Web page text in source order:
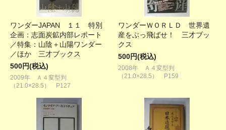
ワンダーJAPAN １１ 特別
企画：志面炭鉱内部レポート
／特集：山陰＋山陽ワンダー
／ほか 三才ブックス
500円(税込)
2009年 Ａ４変型判
（21.0×28.5） P127
ワンダーＷＯＲＬＤ 世界遺
産をぶっ飛ばせ！ 三才ブッ
クス
500円(税込)
2008年 Ａ４変型判
（21.0×28.5） P159